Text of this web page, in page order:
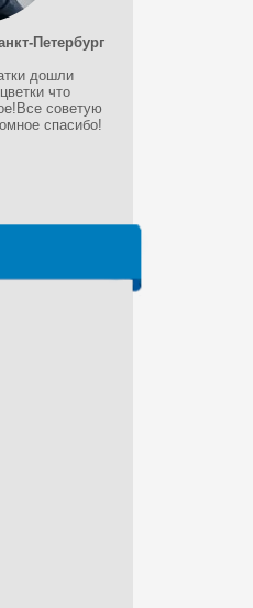
Петербург
дошли
что
советую
спасибо!